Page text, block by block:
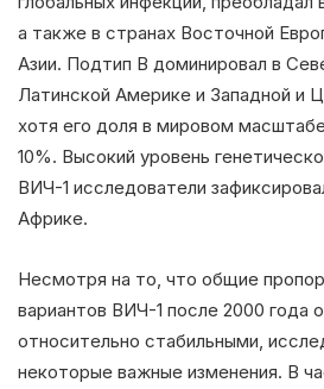
а также в странах Восточной
Азии. Подтип B доминировал в
Латинской Америке и Западной и
хотя его доля в мировом
10%. Высокий уровень
ВИЧ-1 исследователи
Африке.
Несмотря на то, что общие
вариантов ВИЧ-1 после 2000 года
относительно стабильными,
некоторые важные изменения. В